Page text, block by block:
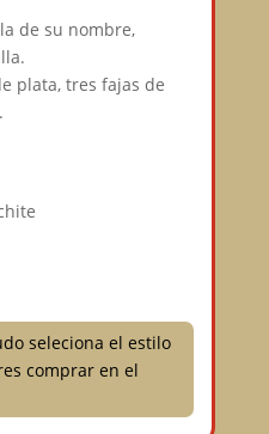
de su nombre,
plata, tres fajas de
seleciona el estilo
comprar en el